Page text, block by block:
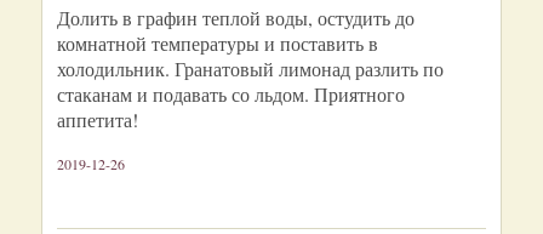
Долить в графин теплой воды, остудить до
комнатной температуры и поставить в
холодильник. Гранатовый лимонад разлить по
стаканам и подавать со льдом. Приятного
аппетита!
2019-12-26